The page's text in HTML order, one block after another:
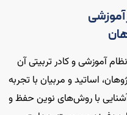
آموزشی
آموزشی و کادر تربیتی آن
اساتید و مربیان با تجربه
آشنایی با روش‌های نوین حفظ و